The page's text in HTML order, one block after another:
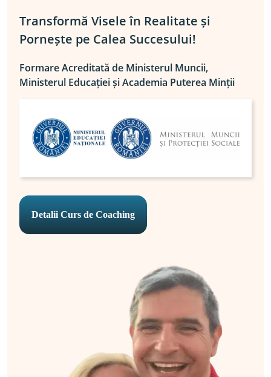
Transformă Visele în Realitate și
Pornește pe Calea Succesului!
Formare Acreditată de Ministerul Muncii,
Ministerul Educației și Academia Puterea Minții
Detalii Curs de Coaching